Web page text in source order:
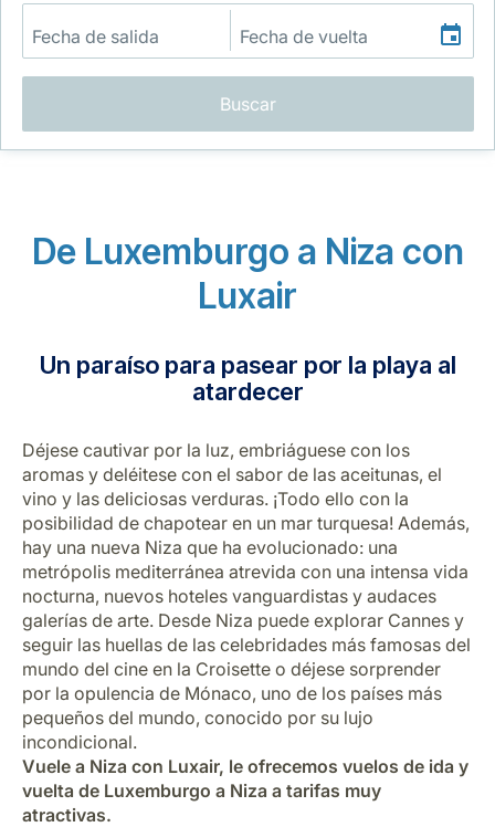
Grupo Luxair
Carrera en Luxair
Buscar
De Luxemburgo a Niza con
Luxair
Un paraíso para pasear por la playa al
atardecer
Déjese cautivar por la luz, embriáguese con los
aromas y deléitese con el sabor de las aceitunas, el
vino y las deliciosas verduras. ¡Todo ello con la
posibilidad de chapotear en un mar turquesa! Además,
hay una nueva Niza que ha evolucionado: una
metrópolis mediterránea atrevida con una intensa vida
nocturna, nuevos hoteles vanguardistas y audaces
galerías de arte. Desde Niza puede explorar Cannes y
seguir las huellas de las celebridades más famosas del
mundo del cine en la Croisette o déjese sorprender
por la opulencia de Mónaco, uno de los países más
pequeños del mundo, conocido por su lujo
incondicional.
Vuele a Niza con Luxair, le ofrecemos vuelos de ida y
vuelta de Luxemburgo a Niza a tarifas muy
atractivas.